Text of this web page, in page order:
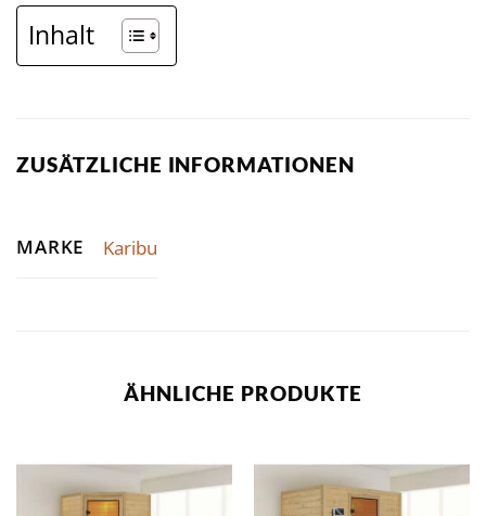
Inhalt
ZUSÄTZLICHE INFORMATIONEN
MARKE Karibu
ÄHNLICHE PRODUKTE